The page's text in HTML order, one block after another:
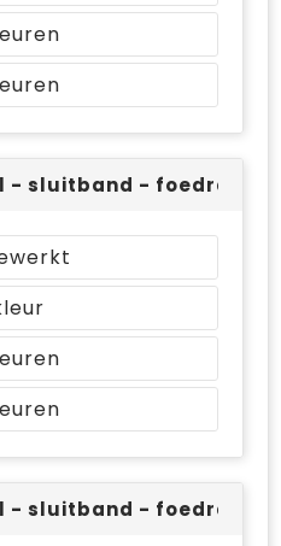
- sluitband - foedraal
- sluitband - foedraal